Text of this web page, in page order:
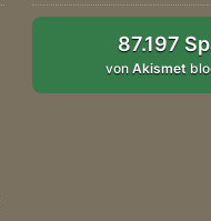
87.197
vonAkismet